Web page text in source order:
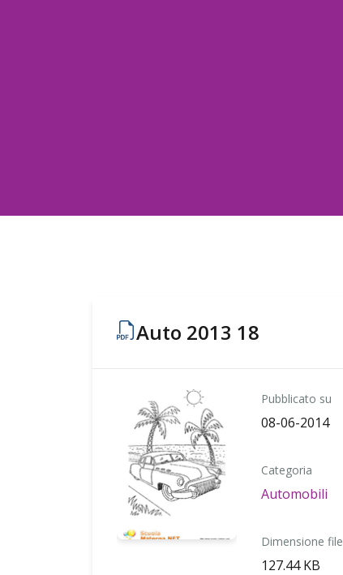
Auto 2013 18
Pubblicato su
08-06-2014
Categoria
Automobili
Dimensione file
127.44 KB